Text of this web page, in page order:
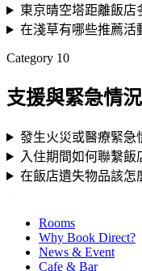
東京晴空塔距離飯店
在淺草有哪些推薦活
Category 10
支援與緊急情況
發生火災或醫療緊急
入住期間如何聯繫飯
在飯店遺失物品該怎
Rooms
Why Book Direct?
News & Event
Cafe & Bar